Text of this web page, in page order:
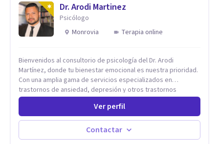
Dr. Arodi Martinez
Psicólogo
Monrovia
Terapia online
Bienvenidos al consultorio de psicología del Dr. Arodi
Martínez, donde tu bienestar emocional es nuestra prioridad.
Con una amplia gama de servicios especializados en
trastornos de ansiedad, depresión y otros trastornos
emocionales, estamos dedicados a ofrecerte el mejor
tratamiento para mejorar tu salud mental. En nuestro
consultorio, ofrecemos una variedad de terapias y
tratamientos diseñados para satisfacer tus necesidades
específicas: Terapia para Trastornos de Ansiedad y
Ver perfil
Contactar